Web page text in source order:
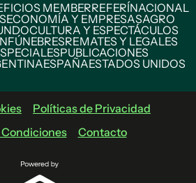
MEMBERREFERÍNACIONAL
ECONOMÍA Y EMPRESASAGRO
CULTURA Y ESPECTÁCULOS
FÚNEBRESREMATES Y LEGALES
PUBLICACIONES
ESPAÑAESTADOS UNIDOS
Políticas de Privacidad
Contacto